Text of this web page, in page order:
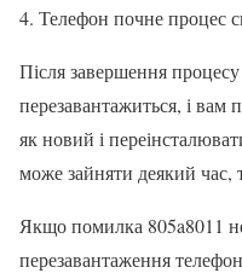
Телефон почне процес
Після завершення
перезавантажиться, і вам
як новий і
може зайняти деякий час,
Якщо помилка 805a8011
перезавантаження